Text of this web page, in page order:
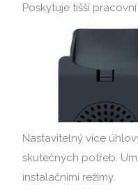
Poskytuje tišší
Nastavitelný více
skutečných potřeb.
instalačními režimy.